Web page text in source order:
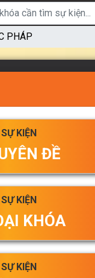
PHÁP
SỰ KIỆN
ĐỀ
SỰ KIỆN
KHÓA
SỰ KIỆN